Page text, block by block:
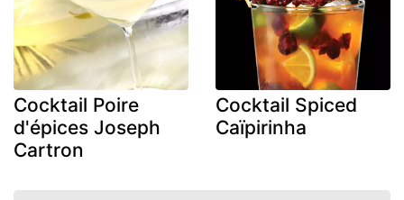
Cocktail Poire
d'épices Joseph
Cartron
Cocktail Spiced
Caïpirinha